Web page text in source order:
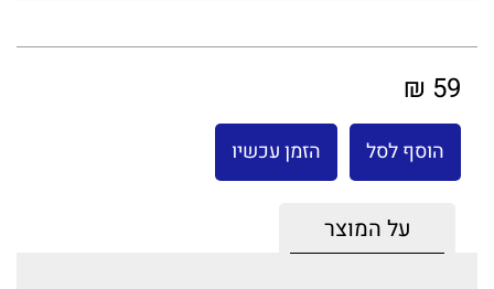
59 ₪
הוסף לסל הזמן עכשיו
על המוצר